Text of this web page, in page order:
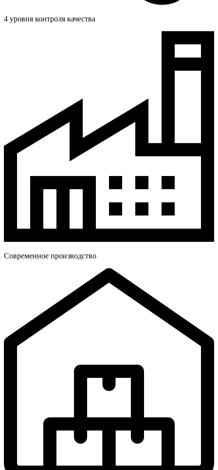
4 уровня контроля качества
Современное производство